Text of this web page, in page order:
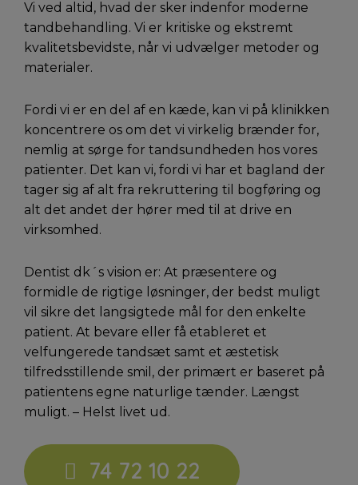
Vi ved altid, hvad der sker indenfor moderne
tandbehandling. Vi er kritiske og ekstremt
kvalitetsbevidste, når vi udvælger metoder og
materialer.
Fordi vi er en del af en kæde, kan vi på klinikken
koncentrere os om det vi virkelig brænder for,
nemlig at sørge for tandsundheden hos vores
patienter. Det kan vi, fordi vi har et bagland der
tager sig af alt fra rekruttering til bogføring og
alt det andet der hører med til at drive en
virksomhed.
Dentist dk´s vision er: At præsentere og
formidle de rigtige løsninger, der bedst muligt
vil sikre det langsigtede mål for den enkelte
patient. At bevare eller få etableret et
velfungerede tandsæt samt et æstetisk
tilfredsstillende smil, der primært er baseret på
patientens egne naturlige tænder. Længst
muligt. – Helst livet ud.
74 72 10 22